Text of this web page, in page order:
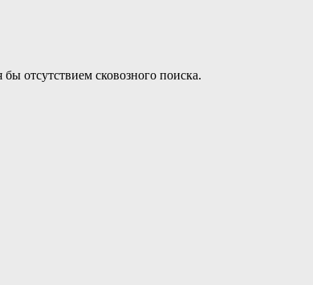
отсутствием сковозного поиска.